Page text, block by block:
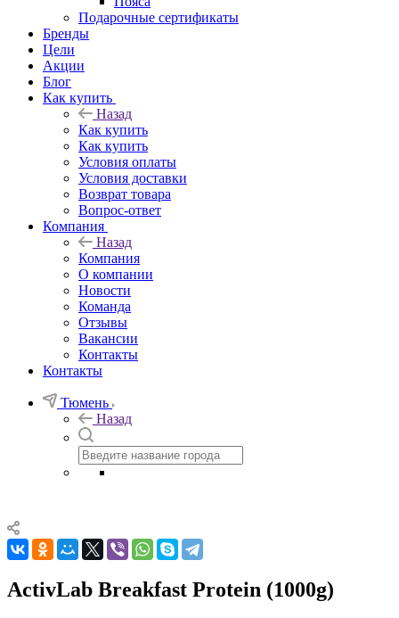
Подарочные сертификаты
Бренды
Цели
Акции
Блог
Как купить
Назад
Как купить
Как купить
Условия оплаты
Условия доставки
Возврат товара
Вопрос-ответ
Компания
Назад
Компания
О компании
Новости
Команда
Отзывы
Вакансии
Контакты
Контакты
Тюмень
Назад
ActivLab Breakfast Protein (1000g)